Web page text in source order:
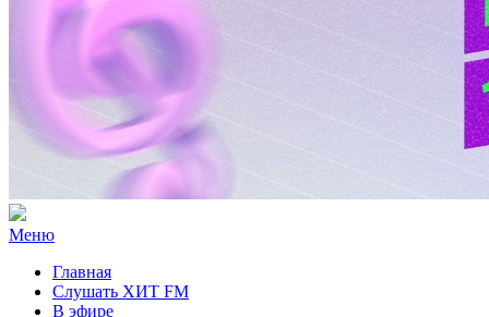
Меню
Главная
Слушать ХИТ FM
В эфире